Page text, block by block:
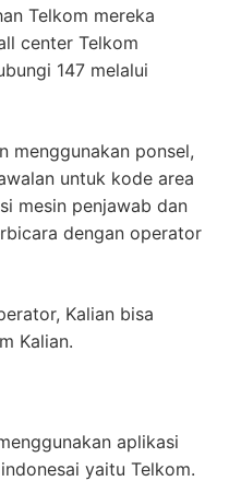
Telkom mereka
center Telkom
147 melalui
menggunakan ponsel,
untuk kode area
mesin penjawab dan
dengan operator
Kalian bisa
Kalian.
aplikasi
yaitu Telkom.